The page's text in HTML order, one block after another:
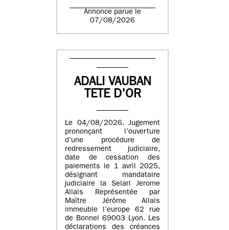
Annonce parue le
07/08/2026
ADALI VAUBAN
TETE D'OR
Le 04/08/2026. Jugement
prononçant l’ouverture
d’une procédure de
redressement judiciaire,
date de cessation des
paiements le 1 avril 2025,
désignant mandataire
judiciaire la Selarl Jerome
Allais Représentée par
Maître Jérôme Allais
immeuble l’europe 62 rue
de Bonnel 69003 Lyon. Les
déclarations des créances